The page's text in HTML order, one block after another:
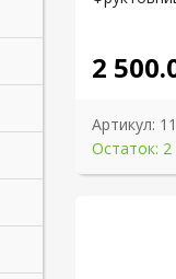
2
Артикул:
Остаток: 2